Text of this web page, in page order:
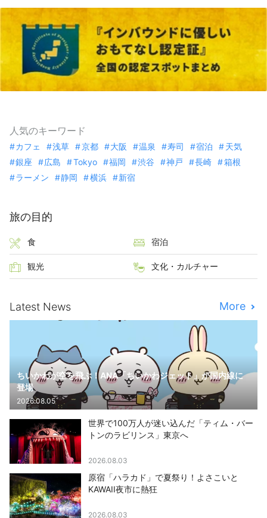
人気のキーワード
カフェ 浅草 京都 大阪 温泉 寿司 宿泊
天気
銀座
広島 Tokyo 福岡 渋谷 神戸 長崎
箱根
ラーメン
静岡 横浜 新宿
旅の目的
食 宿泊
観光 文化・カルチャー
Latest News More
ちいかわが空を飛ぶ！ANA「ちいかわジェット」が国内線に
登場
2026.08.05
世界で100万人が迷い込んだ「ティム・バー
トンのラビリンス」東京へ
2026.08.03
原宿「ハラカド」で夏祭り！よさこいと
KAWAII夜市に熱狂
2026.08.03